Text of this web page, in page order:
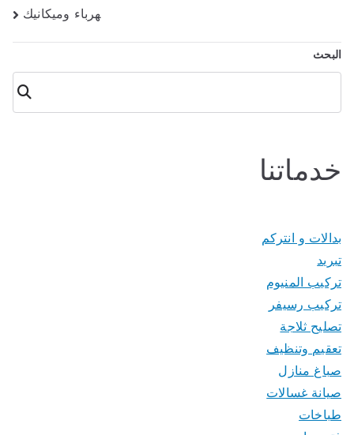
هرباء وميكانيك
البحث
البحث
خدماتنا
بدالات و انتركم
تبريد
تركيب المنيوم
تركيب رسيفر
تصليح ثلاجة
تعقيم وتنظيف
صباغ منازل
صيانة غسالات
طباخات